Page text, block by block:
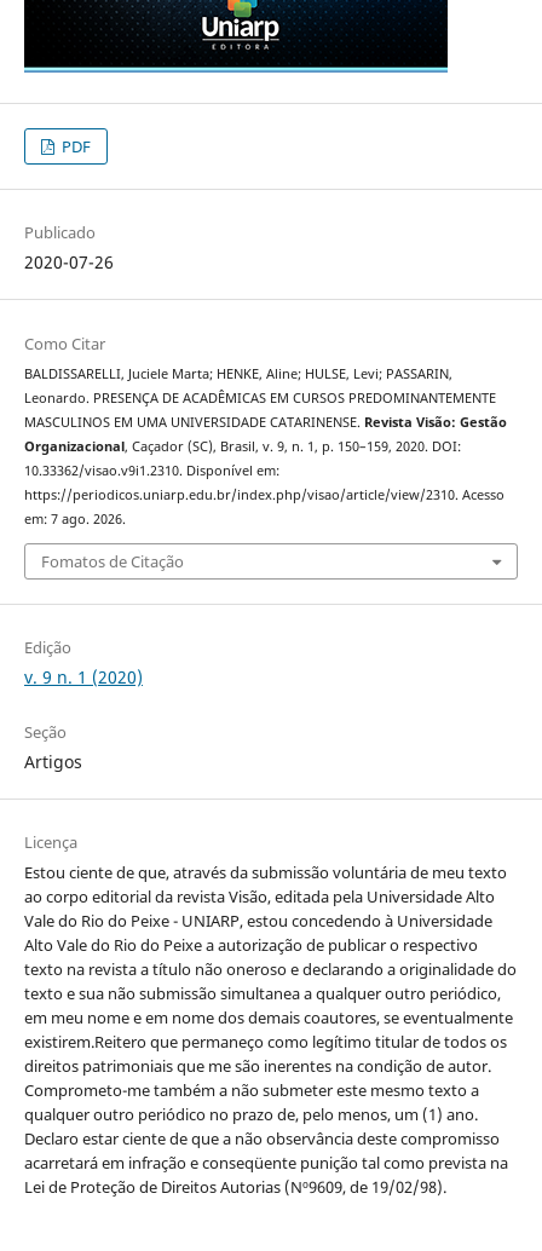
PDF
Publicado
2020-07-26
Como Citar
BALDISSARELLI, Juciele Marta; HENKE, Aline; HULSE, Levi; PASSARIN,
Leonardo. PRESENÇA DE ACADÊMICAS EM CURSOS PREDOMINANTEMENTE
MASCULINOS EM UMA UNIVERSIDADE CATARINENSE. Revista Visão: Gestão
Organizacional, Caçador (SC), Brasil, v. 9, n. 1, p. 150–159, 2020. DOI:
10.33362/visao.v9i1.2310. Disponível em:
https://periodicos.uniarp.edu.br/index.php/visao/article/view/2310. Acesso
em: 7 ago. 2026.
Fomatos de Citação
Edição
v. 9 n. 1 (2020)
Seção
Artigos
Licença
Estou ciente de que, através da submissão voluntária de meu texto
ao corpo editorial da revista Visão, editada pela Universidade Alto
Vale do Rio do Peixe - UNIARP, estou concedendo à Universidade
Alto Vale do Rio do Peixe a autorização de publicar o respectivo
texto na revista a título não oneroso e declarando a originalidade do
texto e sua não submissão simultanea a qualquer outro periódico,
em meu nome e em nome dos demais coautores, se eventualmente
existirem.Reitero que permaneço como legítimo titular de todos os
direitos patrimoniais que me são inerentes na condição de autor.
Comprometo-me também a não submeter este mesmo texto a
qualquer outro periódico no prazo de, pelo menos, um (1) ano.
Declaro estar ciente de que a não observância deste compromisso
acarretará em infração e conseqüente punição tal como prevista na
Lei de Proteção de Direitos Autorias (Nº9609, de 19/02/98).